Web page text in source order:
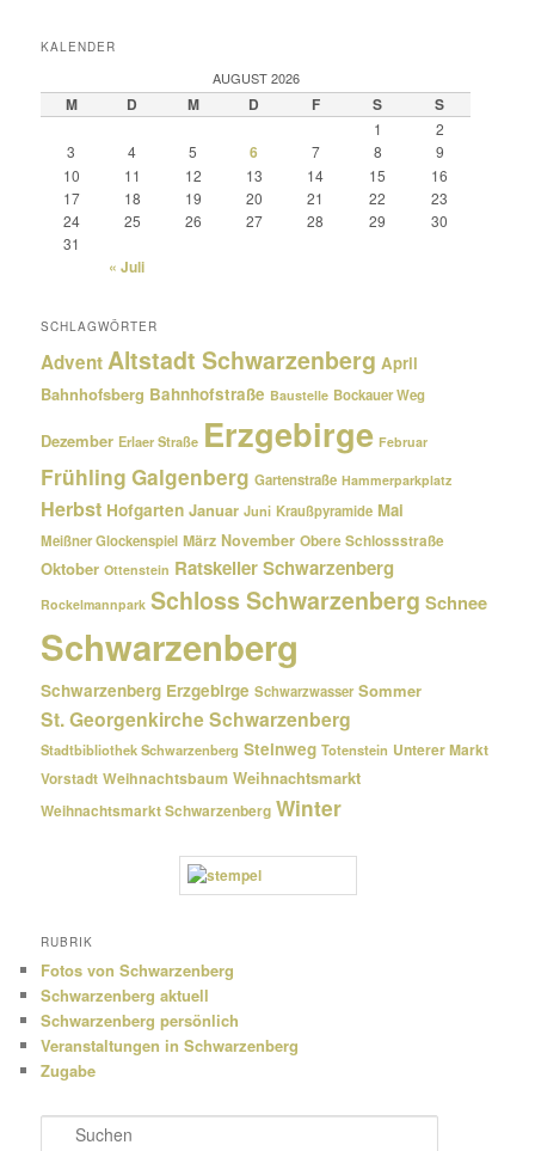
KALENDER
AUGUST 2026
M D M D F S S
1
2
3
4 5 6 7 8
9
10
11 12 13 14 15
16
17
18 19 20 21 22
23
24
25 26 27 28 29
30
31
« Juli
SCHLAGWÖRTER
Advent Altstadt Schwarzenberg April
Bahnhofsberg Bahnhofstraße Baustelle Bockauer Weg
Dezember Erlaer Straße Erzgebirge Februar
Frühling Galgenberg Gartenstraße Hammerparkplatz
Herbst Hofgarten Januar Juni Kraußpyramide Mai
Meißner Glockenspiel März November Obere Schlossstraße
Oktober Ottenstein Ratskeller Schwarzenberg
Rockelmannpark Schloss Schwarzenberg Schnee
Schwarzenberg
Schwarzenberg Erzgebirge Schwarzwasser Sommer
St. Georgenkirche Schwarzenberg
Stadtbibliothek Schwarzenberg Steinweg Totenstein Unterer Markt
Vorstadt Weihnachtsbaum Weihnachtsmarkt
Weihnachtsmarkt Schwarzenberg Winter
RUBRIK
Fotos von Schwarzenberg
Schwarzenberg aktuell
Schwarzenberg persönlich
Veranstaltungen in Schwarzenberg
Zugabe